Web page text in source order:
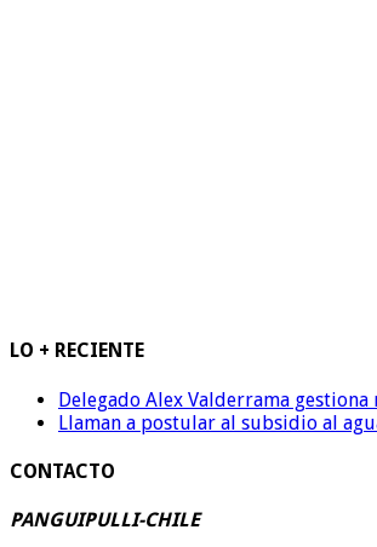
LO + RECIENTE
Delegado Alex Valderrama
Llaman a postular al subsidio al
CONTACTO
PANGUIPULLI-CHILE